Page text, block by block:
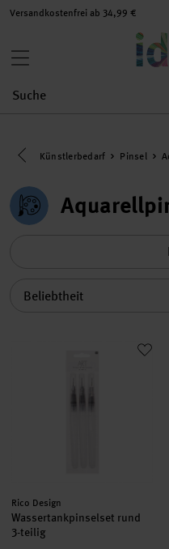
Versandkostenfrei ab 34,99 €
Eine Kategorie zurück
Künstlerbedarf Pinsel
Wassertankpinselset rund
Hersteller:
Rico Design
Wassertankpinselset rund
3-teilig